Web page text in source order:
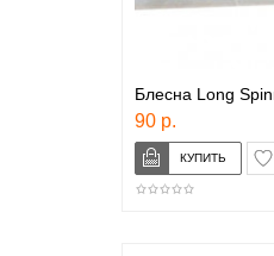
Блесна Long
90 р.